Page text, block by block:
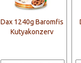
Dax 1240g Baromfis
Kutyakonzerv